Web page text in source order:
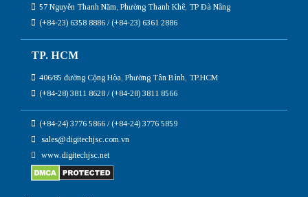
57 Nguyễn Thanh Năm, Phường Thanh Khê, TP Đà Nẵng
(+84-23) 6358 8886 / (+84-23) 6361 2886
TP. HCM
406/85 đường Cộng Hòa, Phường Tân Bình, TP.HCM
(+84-28) 3811 8628 / (+84-28) 3811 8566
(+84-24) 3776 5866 / (+84-24) 3776 5859
sales@digitechjsc.com.vn
www.digitechjsc.net